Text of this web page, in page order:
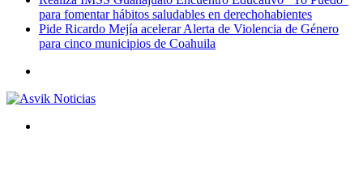
para fomentar hábitos saludables en derechohabientes
Pide Ricardo Mejía acelerar Alerta de Violencia de Género
para cinco municipios de Coahuila